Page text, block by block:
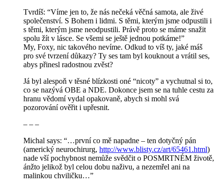
Tvrdíš: “Víme jen to, že nás nečeká věčná samota, ale živé
společenství. S Bohem i lidmi. S těmi, kterým jsme odpustili i
s těmi, kterým jsme neodpustili. Právě proto se máme snažit
spolu žít v lásce. Se všemi se ještě jednou potkáme!”
My, Foxy, nic takového nevíme. Odkud to víš ty, jaké máš
pro své tvrzení důkazy? Ty ses tam byl kouknout a vrátil ses,
abys přinesl radostnou zvěst?
Já byl alespoň v těsné blízkosti oné “nicoty” a vychutnal si to,
co se nazývá OBE a NDE. Dokonce jsem se na tuhle cestu za
hranu vědomí vydal opakovaně, abych si mohl svá
pozorování ověřit i upřesnit.
– – –
Michal says: “…první co mě napadne – ten dotyčný pán
(americký neurochirurg, http://www.blisty.cz/art/65461.html)
nade vší pochybnost nemůže svědčit o POSMRTNÉM životě,
ánžto jelikož byl celou dobu naživu, a nezemřel ani na
malinkou chviličku…”